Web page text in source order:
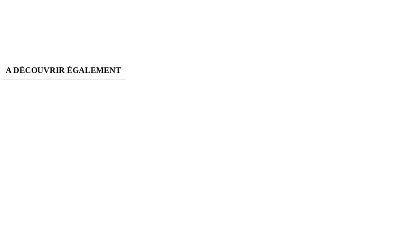
A DÉCOUVRIR ÉGALEMENT